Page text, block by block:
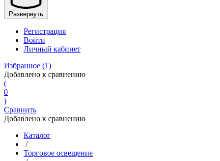
Развернуть
Регистрация
Войти
Личный кабинет
Избранное (1)
Добавлено к сравнению
(
0
)
Сравнить
Добавлено к сравнению
Каталог
/
Торговое освещение